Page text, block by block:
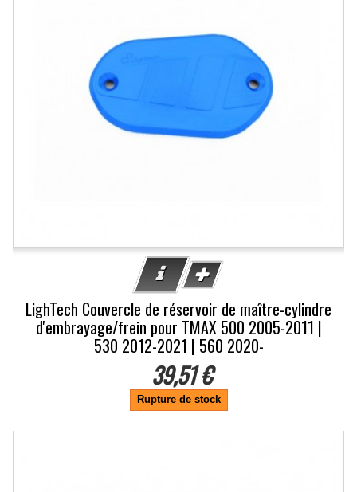
LighTech Couvercle de réservoir de maître-cylindre
d'embrayage/frein pour TMAX 500 2005-2011 |
530 2012-2021 | 560 2020-
39,51 €
Rupture de stock